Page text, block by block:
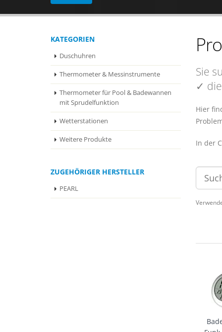
KATEGORIEN
Duschuhren
Thermometer & Messinstrumente
Thermometer für Pool & Badewannen
mit Sprudelfunktion
Wetterstationen
Weitere Produkte
ZUGEHÖRIGER HERSTELLER
PEARL
Sie
✓
Hier
In der